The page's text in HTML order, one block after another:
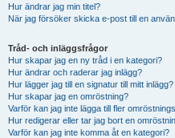
Hur ändrar jag min titel?
När jag försöker skicka e-post till en
Tråd- och inläggsfrågor
Hur skapar jag en ny tråd i en kategori?
Hur ändrar och raderar jag inlägg?
Hur lägger jag till en signatur till mitt inlägg?
Hur skapar jag en omröstning?
Varför kan jag inte lägga till fler
Hur redigerar eller tar jag bort en
Varför kan jag inte komma åt en kategori?